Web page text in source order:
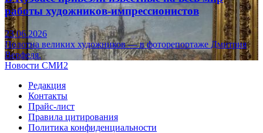
работы художников-импрессионистов
23.06.2026
Полотна великих художников — в фоторепортаже Дмитрия
Верфеля.
Новости СМИ2
Редакция
Контакты
Прайс-лист
Правила цитирования
Политика конфиденциальности